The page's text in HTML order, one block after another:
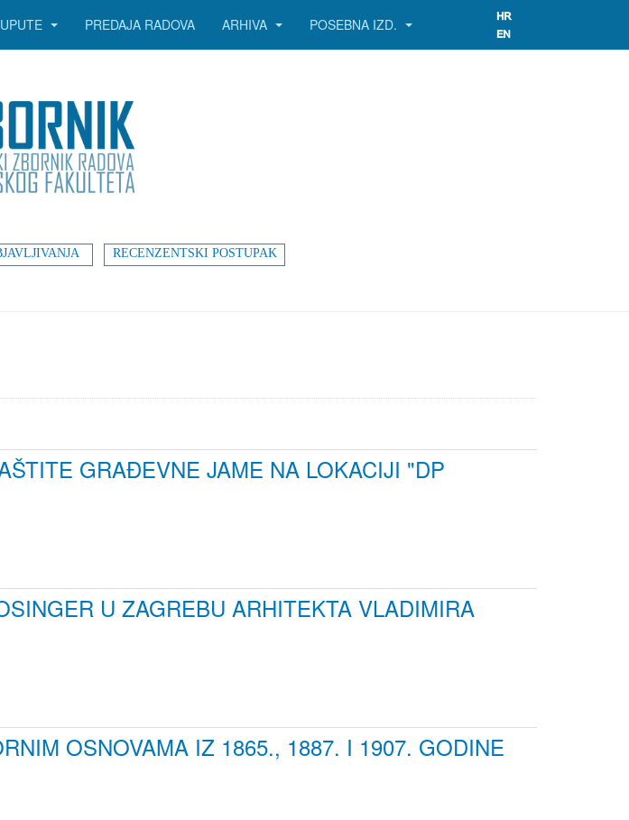
RECENZENTSKI POSTUPAK
UPUTE PREDAJA RADOVA ARHIVA POSEBNA IZD.
GRAĐEVNE JAME NA LOKACIJI "DP
U ZAGREBU ARHITEKTA VLADIMIRA
OSNOVAMA IZ 1865., 1887. I 1907. GODINE